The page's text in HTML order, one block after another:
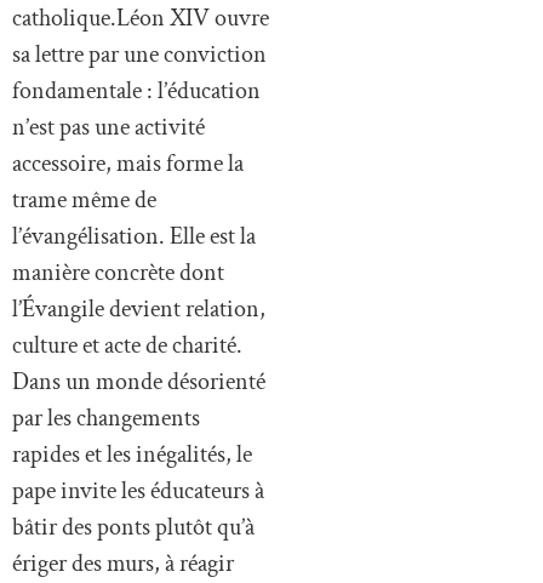
catholique.Léon XIV ouvre
sa lettre par une conviction
fondamentale : l’éducation
n’est pas une activité
accessoire, mais forme la
trame même de
l’évangélisation. Elle est la
manière concrète dont
l’Évangile devient relation,
culture et acte de charité.
Dans un monde désorienté
par les changements
rapides et les inégalités, le
pape invite les éducateurs à
bâtir des ponts plutôt qu’à
ériger des murs, à réagir